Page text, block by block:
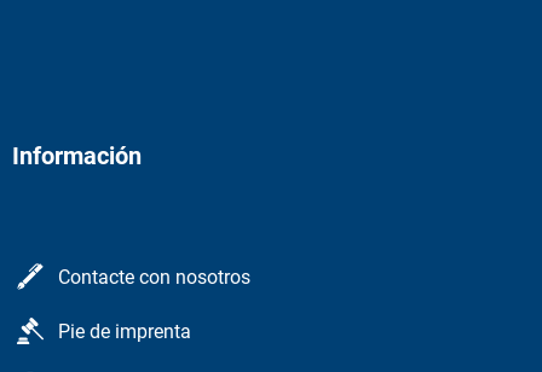
Información
Contacte con nosotros
Pie de imprenta